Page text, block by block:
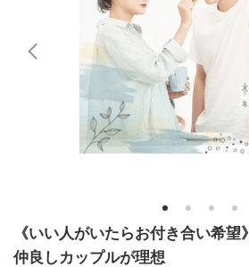
1 2 3 4
《いい人がいたらお付き合い希望》
仲良しカップルが理想